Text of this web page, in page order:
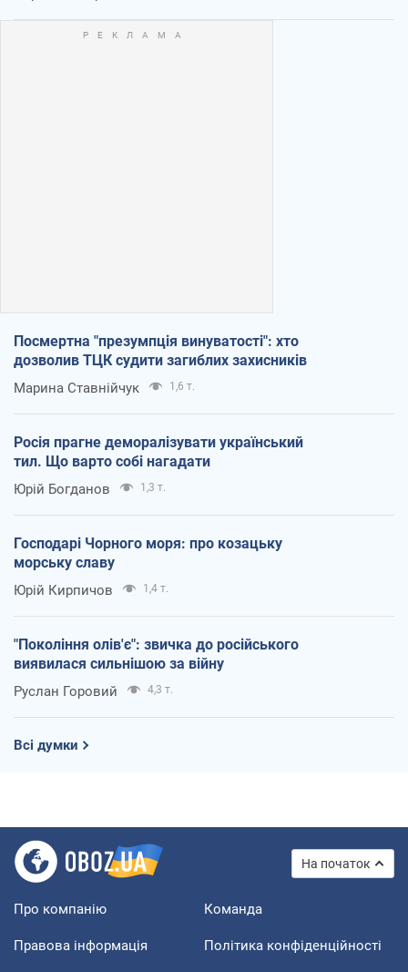
Посмертна "презумпція винуватості": хто
дозволив ТЦК судити загиблих захисників
Марина Ставнійчук 1,6 т.
Росія прагне деморалізувати український
тил. Що варто собі нагадати
Юрій Богданов 1,3 т.
Господарі Чорного моря: про козацьку
морську славу
Юрій Кирпичов 1,4 т.
"Покоління олів'є": звичка до російського
виявилася сильнішою за війну
Руслан Горовий 4,3 т.
Всі думки
На початок
Про компанію Команда
Правова інформація Політика конфіденційності